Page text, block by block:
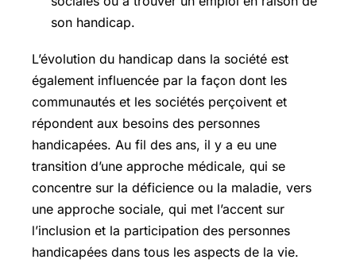
son handicap.
L’évolution du handicap dans la société est
également influencée par la façon dont les
communautés et les sociétés perçoivent et
répondent aux besoins des personnes
handicapées. Au fil des ans, il y a eu une
transition d’une approche médicale, qui se
concentre sur la déficience ou la maladie, vers
une approche sociale, qui met l’accent sur
l’inclusion et la participation des personnes
handicapées dans tous les aspects de la vie.